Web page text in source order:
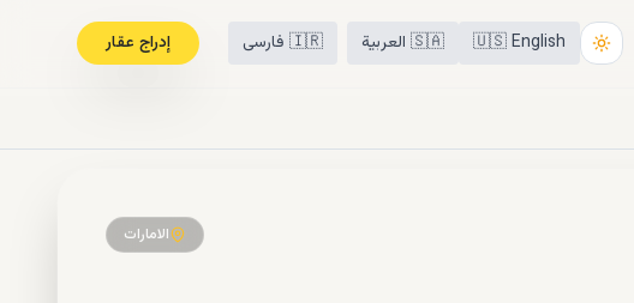
🇺🇸English
🇸🇦 العربية 🇮🇷 فارسی إدراج عقار
الامارات